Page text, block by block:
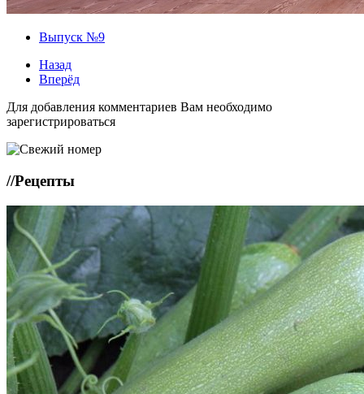
Выпуск №9
Назад
Вперёд
Для добавления комментариев Вам необходимо
зарегистрироваться
//Рецепты